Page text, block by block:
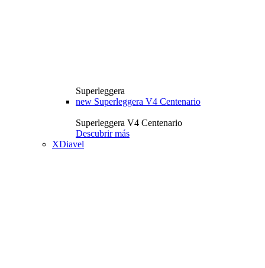
Superleggera
new Superleggera V4 Centenario
Superleggera V4 Centenario
Descubrir más
XDiavel